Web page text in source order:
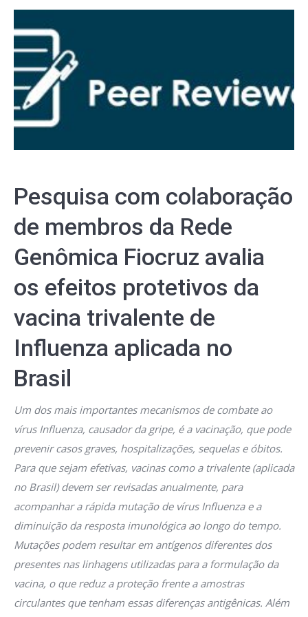
Pesquisa com colaboração
de membros da Rede
Genômica Fiocruz avalia
os efeitos protetivos da
vacina trivalente de
Influenza aplicada no
Brasil
Um dos mais importantes mecanismos de combate ao
vírus Influenza, causador da gripe, é a vacinação, que pode
prevenir casos graves, hospitalizações, sequelas e óbitos.
Para que sejam efetivas, vacinas como a trivalente (aplicada
no Brasil) devem ser revisadas anualmente, para
acompanhar a rápida mutação de vírus Influenza e a
diminuição da resposta imunológica ao longo do tempo.
Mutações podem resultar em antígenos diferentes dos
presentes nas linhagens utilizadas para a formulação da
vacina, o que reduz a proteção frente a amostras
circulantes que tenham essas diferenças antigênicas. Além